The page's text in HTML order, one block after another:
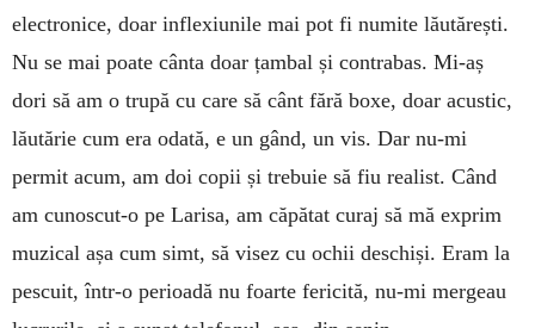
electronice, doar inflexiunile mai pot fi numite lăutărești.
Nu se mai poate cânta doar țambal și contrabas. Mi-aș
dori să am o trupă cu care să cânt fără boxe, doar acustic,
lăutărie cum era odată, e un gând, un vis. Dar nu-mi
permit acum, am doi copii și trebuie să fiu realist. Când
am cunoscut-o pe Larisa, am căpătat curaj să mă exprim
muzical așa cum simt, să visez cu ochii deschiși. Eram la
pescuit, într-o perioadă nu foarte fericită, nu-mi mergeau